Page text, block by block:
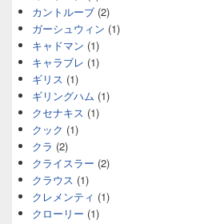
カントルーブ (2)
ガーシュウィン (1)
キャドマン (1)
キャラブレ (1)
ギリス (1)
ギリングハム (1)
クセナキス (1)
クック (1)
クラ (2)
クライスラー (2)
クラウス (1)
クレメンティ (1)
クローリー (1)